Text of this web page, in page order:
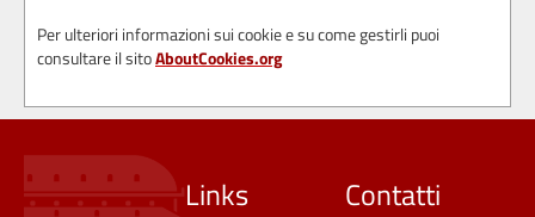
Per ulteriori informazioni sui cookie e su come gestirli puoi
consultare il sitoAboutCookies.org
Links Contatti